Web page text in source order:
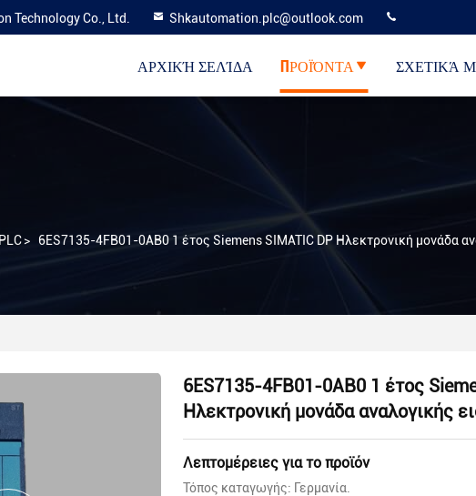
Technology Co., Ltd. Shkautomation.plc@outlook.com
ΑΡΧΙΚΉ ΣΕΛΊΔΑ ΠΡΟΪΌΝΤΑ ΣΧΕΤΙΚΆ
> 6ES7135-4FB01-0AB0 1 έτος Siemens SIMATIC DP Ηλεκτρονική μονάδα
6ES7135-4FB01-0AB0 1 έτος
Ηλεκτρονική μονάδα αναλογικής
Λεπτομέρειες για το προϊόν
Τόπος καταγωγής: Γερμανία.